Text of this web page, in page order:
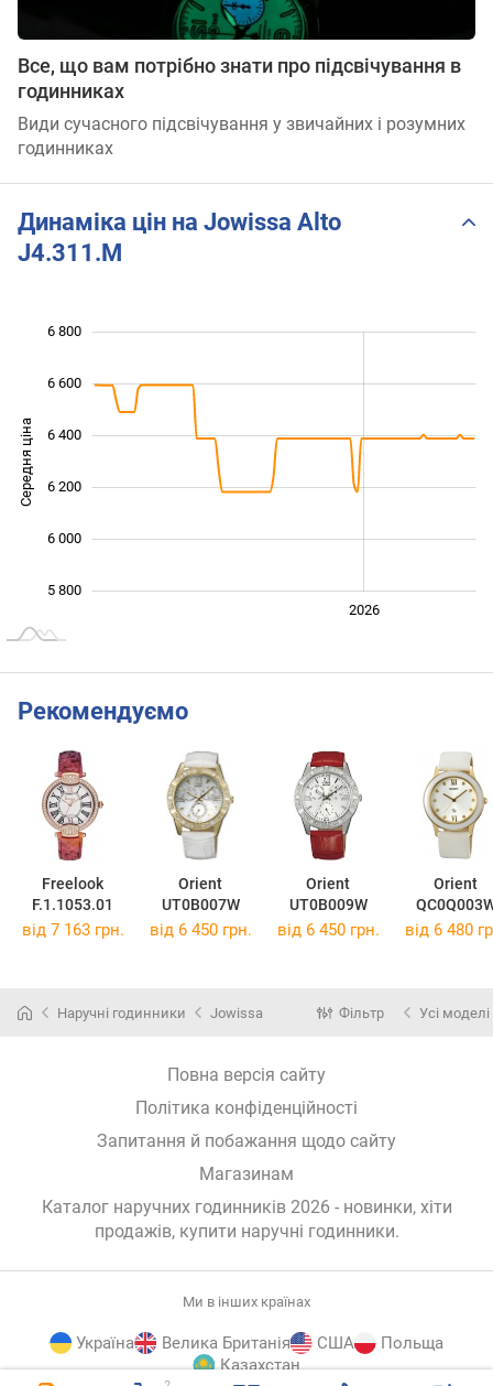
Все, що вам потрібно знати про підсвічування в
годинниках
Види сучасного підсвічування у звичайних і розумних
годинниках
Динаміка цін на Jowissa Alto
J4.311.M
Середня ціна
5 800
6 000
6 200
6 400
6 800
6 600
2026
Рекомендуємо
Freelook
F.1.1053.01
Orient
UT0B007W
Orient
UT0B009W
Orient
від 7 163 грн. від 6 450 грн. від 6 450 грн. від 6 480
Наручні годинники Jowissa Фільтр Усі моделі
Повна версія сайту
Політика конфіденційності
Запитання й побажання щодо сайту
Магазинам
Каталог наручних годинників 2026 - новинки, хіти
продажів, купити наручні годинники.
Ми в інших країнах
Україна Велика Британія США
Польща
Казахстан